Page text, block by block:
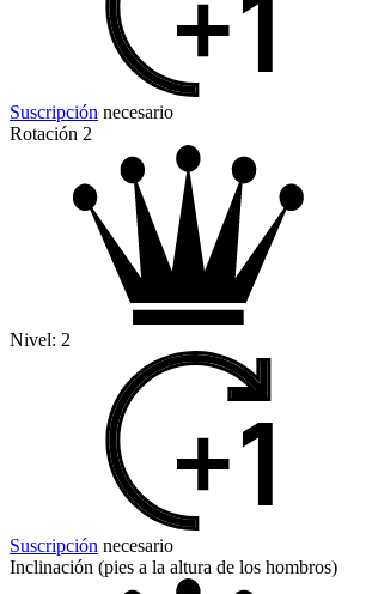
Suscripción necesario
Rotación 2
Nivel: 2
Suscripción necesario
Inclinación (pies a la altura de los hombros)